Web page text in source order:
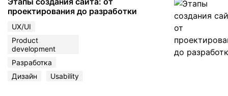
проектирования до разработки
UX/UI
Product
development
Разработка
Дизайн
Usability